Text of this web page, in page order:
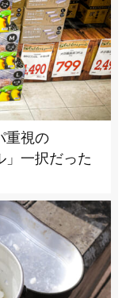
重視の
」一択だった